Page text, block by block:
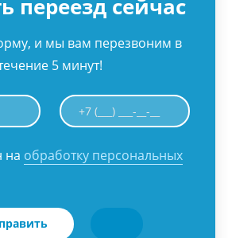
переезд сейчас
и мы вам перезвоним в
5 минут!
на обработку персональных